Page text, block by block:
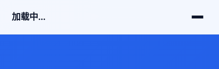
加载中...